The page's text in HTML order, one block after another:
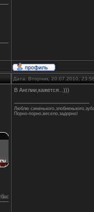
Дата: Вторник, 20.07.2010,
В Англии,кажется...)))
Люблю
Порно-порно,весело,задорно!